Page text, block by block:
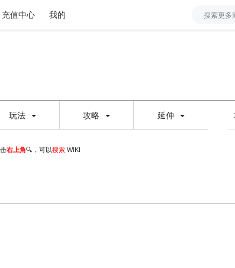
充值中心 我的
玩法 攻略 延伸
右上角🔍，可以搜索WIKI